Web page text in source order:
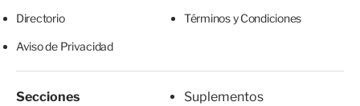
Directorio Términos y Condiciones
Aviso de Privacidad
Secciones
Suplementos